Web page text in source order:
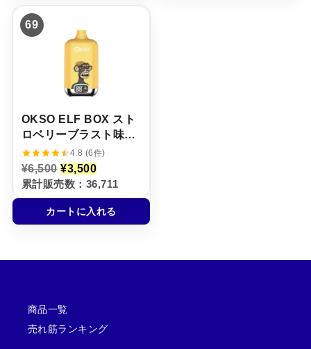
0
。
0
。
69
OKSO ELF BOX スト
ロベリーブラスト味
【ニコパフ】5%
4.8 (6件)
¥6,500 元
の
価
格
は
¥
た
。
¥3,500現
在
の
価
格
は
。
累計販売数：36,711
カートに入れる
商品一覧
売れ筋ランキング